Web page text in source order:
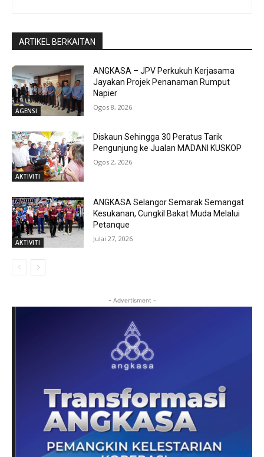
ARTIKEL BERKAITAN
AGENSI
ANGKASA – JPV Perkukuh Kerjasama
Jayakan Projek Penanaman Rumput
Napier
Ogos 8, 2026
AKTIVITI
Diskaun Sehingga 30 Peratus Tarik
Pengunjung ke Jualan MADANI KUSKOP
Ogos 2, 2026
AKTIVITI
ANGKASA Selangor Semarak Semangat
Kesukanan, Cungkil Bakat Muda Melalui
Petanque
Julai 27, 2026
- Advertisment -